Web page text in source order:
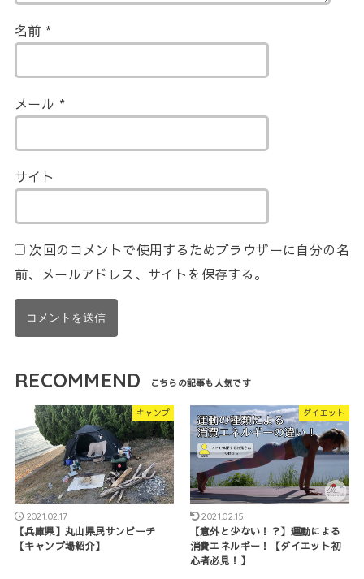
名前 *
メール *
サイト
次回のコメントで使用するためブラウザーに自分の名
前、メールアドレス、サイトを保存する。
RECOMMEND
キャンプ
2021.02.17
【兵庫県】丸山県民サンビーチ
【キャンプ場紹介】
ダイエット
2021.02.15
【意外と少ない！？】運動による
消費エネルギー！【ダイエット初
心者必見！】